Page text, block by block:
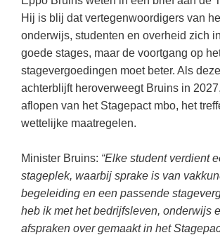
Almere(23)
Dordrecht(20)
Eindhoven(13)
Zoetermeer(13)
Haarlem
Klassieke Talen
Letterkunde
Levensbeschouwing
Maatschappijleer
Muziek
Rekenen / Wiskunde
Scheikunde
Meesterbaan onderwijsvacatures
LEERMETHODEN
Biologie
Examentraining
Geschiedenis
Media
Nederlands
Hij is blij dat vertegenwoordigers van
onderwijs, studenten en overheid zich
goede stages, maar de voortgang op
stagevergoedingen moet beter. Als
achterblijft heroverweegt Bruins in
aflopen van het Stagepact mbo, het
wettelijke maatregelen.
Minister Bruins: “Elke student verdient
stageplek, waarbij sprake is van
begeleiding en een passende
heb ik met het bedrijfsleven, onderwijs
afspraken over gemaakt in het